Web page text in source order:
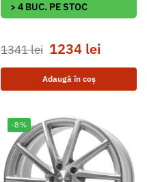
> 4 BUC. PE STOC
1341lei 1234 lei
Adaugă în coș
-8%